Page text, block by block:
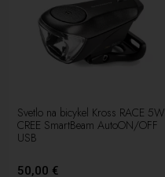
Svetlo na bicykel Kross RACE 5W
CREE SmartBeam AutoON/OFF
USB
50,00 €